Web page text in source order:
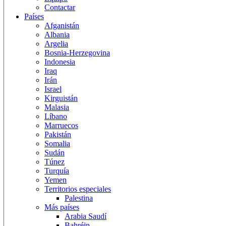
Contactar
Países
Afganistán
Albania
Argelia
Bosnia-Herzegovina
Indonesia
Iraq
Irán
Israel
Kirguistán
Malasia
Líbano
Marruecos
Pakistán
Somalia
Sudán
Túnez
Turquía
Yemen
Territorios especiales
Palestina
Más países
Arabia Saudí